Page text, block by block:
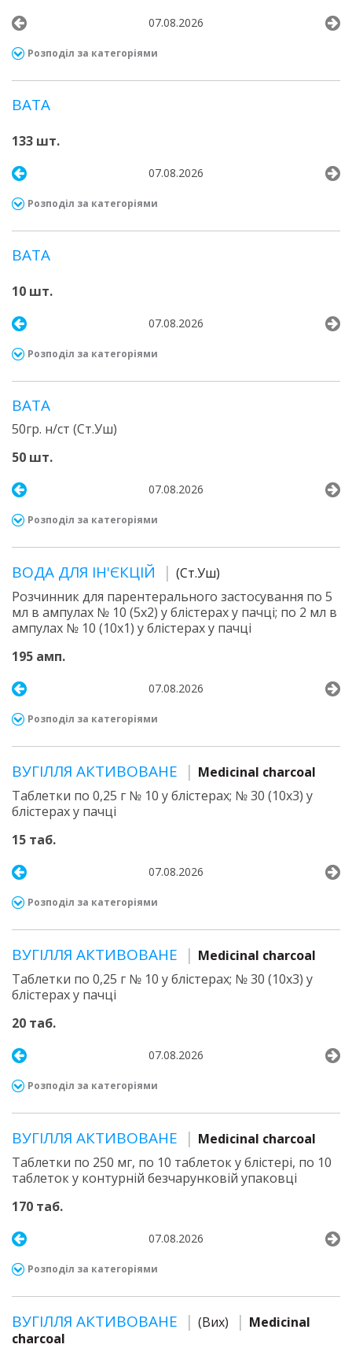
07.08.2026
Розподіл за категоріями
ВАТА
133 шт.
07.08.2026
Розподіл за категоріями
ВАТА
10 шт.
07.08.2026
Розподіл за категоріями
ВАТА
50гр. н/ст (Ст.Уш)
50 шт.
07.08.2026
Розподіл за категоріями
ВОДА ДЛЯ ІН'ЄКЦІЙ
(Ст.Уш)
Розчинник для парентерального застосування по 5
мл в ампулах № 10 (5х2) у блістерах у пачці; по 2 мл в
ампулах № 10 (10х1) у блістерах у пачці
195 амп.
07.08.2026
Розподіл за категоріями
ВУГІЛЛЯ АКТИВОВАНЕ
Medicinal charcoal
Таблетки по 0,25 г № 10 у блістерах; № 30 (10х3) у
блістерах у пачці
15 таб.
07.08.2026
Розподіл за категоріями
ВУГІЛЛЯ АКТИВОВАНЕ
Medicinal charcoal
Таблетки по 0,25 г № 10 у блістерах; № 30 (10х3) у
блістерах у пачці
20 таб.
07.08.2026
Розподіл за категоріями
ВУГІЛЛЯ АКТИВОВАНЕ
Medicinal charcoal
Таблетки по 250 мг, по 10 таблеток у блістері, по 10
таблеток у контурній безчарунковій упаковці
170 таб.
07.08.2026
Розподіл за категоріями
ВУГІЛЛЯ АКТИВОВАНЕ (Вих)
Medicinal
charcoal